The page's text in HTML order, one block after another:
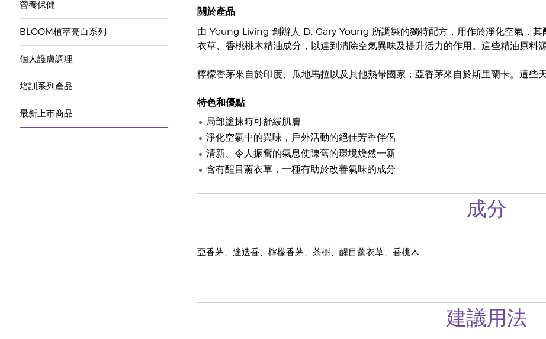
營養保健
BLOOM植萃亮白系列
個人護膚調理
培訓系列產品
最新上市商品
關於產品
由 Young Living 創辦人 D. Gary Young 所調製的獨特配方，用作於淨化空氣，其
衣草、香桃桃木精油成分，以達到清除空氣異味及提升活力的作用。這些精油原料
檸檬香茅來自於印度、瓜地馬拉以及其他熱帶國家；亞香茅來自於斯里蘭卡。這些
特色和優點
局部塗抹時可舒緩肌膚
淨化空氣中的異味，戶外活動的絕佳芳香伴侶
清新、令人振奮的氣息使陳舊的環境煥然一新
含有醒目薰衣草，一種有助於改善氣味的成分
成分
亞香茅、迷迭香、檸檬香茅、茶樹、醒目薰衣草、香桃木
建議用法